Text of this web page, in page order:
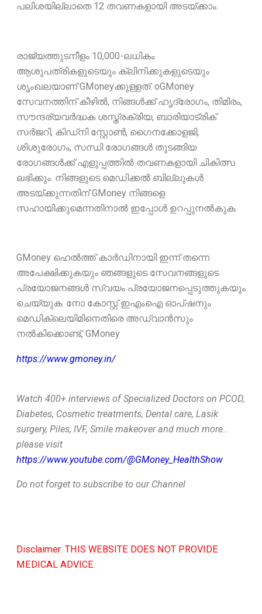
പലിശയില്ലാതെ 12 തവണകളായി അടയ്ക്കാം.
രാജ്യത്തുടനീളം 10,000-ലധികം
ആശുപത്രികളുടെയും ക്ലിനിക്കുകളുടെയും
ശൃംഖലയാണ് GMoneyക്കുള്ളത്. oGMoney
സേവനത്തിന് കീഴിൽ, നിങ്ങൾക്ക് ഹൃദ്രോഗം, തിമിരം,
സൗന്ദര്യവർദ്ധക ശസ്ത്രക്രിയ, ബാരിയാട്രിക്
സർജറി, കിഡ്‌നി സ്റ്റോൺ, ഗൈനക്കോളജി,
ശിശുരോഗം, സന്ധി രോഗങ്ങൾ തുടങ്ങിയ
രോഗങ്ങൾക്ക് എളുപ്പത്തിൽ തവണകളായി ചികിത്സ
ലഭിക്കും. നിങ്ങളുടെ മെഡിക്കൽ ബില്ലുകൾ
അടയ്ക്കുന്നതിന് GMoney നിങ്ങളെ
സഹായിക്കുമെന്നതിനാൽ ഇപ്പോൾ ഉറപ്പുനൽകുക.
GMoney ഹെൽത്ത് കാർഡിനായി ഇന്ന് തന്നെ
അപേക്ഷിക്കുകയും ഞങ്ങളുടെ സേവനങ്ങളുടെ
പ്രയോജനങ്ങൾ സ്വയം പ്രയോജനപ്പെടുത്തുകയും
ചെയ്യുക. നോ കോസ്റ്റ് ഇഎംഐ ഓപ്‌ഷനും
മെഡിക്ലെയിമിനെതിരെ അഡ്വാൻസും
നൽകിക്കൊണ്ട്, GMoney
https://www.gmoney.in/
Watch 400+ interviews of Specialized Doctors on PCOD,
Diabetes, Cosmetic treatments, Dental care, Lasik
surgery, Piles, IVF, Smile makeover and much more..
please visit
https://www.youtube.com/@GMoney_HealthShow
Do not forget to subscribe to our Channel
Disclaimer: THIS WEBSITE DOES NOT PROVIDE
MEDICAL ADVICE.